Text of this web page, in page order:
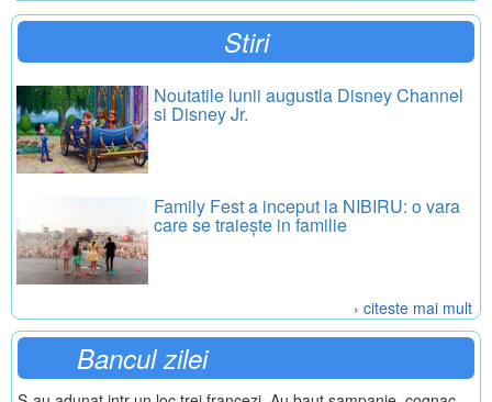
Stiri
Noutatile lunii augustla Disney Channel
si Disney Jr.
Family Fest a inceput la NIBIRU: o vara
care se traiește in familie
› citeste mai mult
Bancul zilei